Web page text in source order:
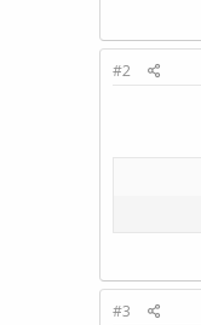
#2
#3